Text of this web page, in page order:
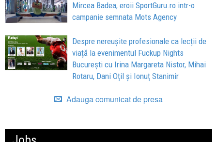
Mircea Badea, eroii SportGuru.ro intr-o
campanie semnata Mots Agency
Despre nereușite profesionale ca lecții de
viață la evenimentul Fuckup Nights
București cu Irina Margareta Nistor, Mihai
Rotaru, Dani Oțil și Ionuț Stanimir
Adauga comunicat de presa